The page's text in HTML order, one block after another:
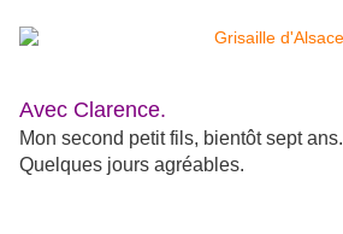
Avec Clarence.
Mon second petit fils, bientôt sept ans.
Quelques jours agréables.